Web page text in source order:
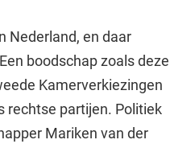
Nederland, en daar
boodschap zoals deze
Kamerverkiezingen
rechtse partijen. Politiek
Mariken van der